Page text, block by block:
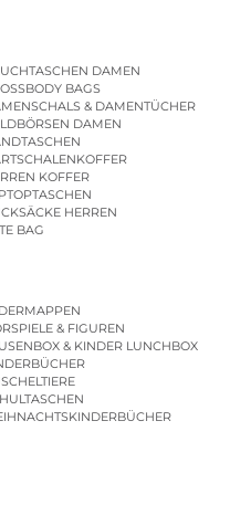
DAMEN
BAGS
& DAMENTÜCHER
DAMEN
KOFFER
HERREN
BAG
& FIGUREN
& KINDER LUNCHBOX
KINDERGARTENBEUTEL